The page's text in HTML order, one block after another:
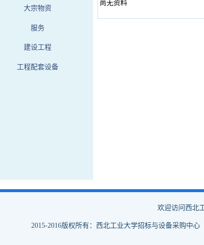
大宗物资
服务
建设工程
工程配套设备
尚无资料
欢迎访问西北
2015-2016版权所有：西北工业大学招标与设备采购中